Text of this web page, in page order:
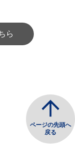
ら
ページの先頭へ
戻る